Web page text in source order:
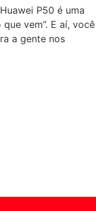
P50 é uma
vem”. E aí, você
a gente nos